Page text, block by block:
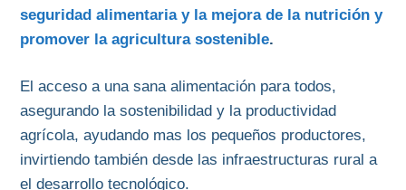
seguridad alimentaria y la mejora de la nutrición y
promover la agricultura sostenible.
El acceso a una sana alimentación para todos,
asegurando la sostenibilidad y la productividad
agrícola, ayudando mas los pequeños productores,
invirtiendo también desde las infraestructuras rural a
el desarrollo tecnológico.